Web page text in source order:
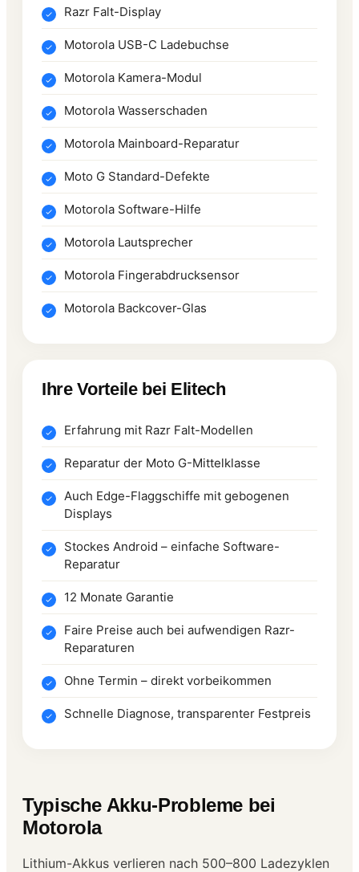
Razr Falt-Display
Motorola USB-C Ladebuchse
Motorola Kamera-Modul
Motorola Wasserschaden
Motorola Mainboard-Reparatur
Moto G Standard-Defekte
Motorola Software-Hilfe
Motorola Lautsprecher
Motorola Fingerabdrucksensor
Motorola Backcover-Glas
Ihre Vorteile bei Elitech
Erfahrung mit Razr Falt-Modellen
Reparatur der Moto G-Mittelklasse
Auch Edge-Flaggschiffe mit gebogenen
Displays
Stockes Android – einfache Software-
Reparatur
12 Monate Garantie
Faire Preise auch bei aufwendigen Razr-
Reparaturen
Ohne Termin – direkt vorbeikommen
Schnelle Diagnose, transparenter Festpreis
Typische Akku-Probleme bei
Motorola
Lithium-Akkus verlieren nach 500–800 Ladezyklen